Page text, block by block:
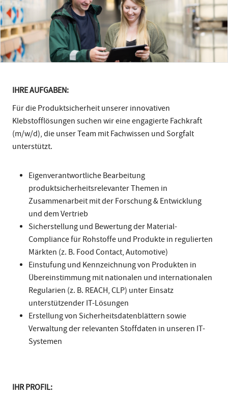
IHRE AUFGABEN:
Für die Produktsicherheit unserer innovativen
Klebstofflösungen suchen wir eine engagierte Fachkraft
(m/w/d), die unser Team mit Fachwissen und Sorgfalt
unterstützt.
Eigenverantwortliche Bearbeitung
produktsicherheitsrelevanter Themen in
Zusammenarbeit mit der Forschung & Entwicklung
und dem Vertrieb
Sicherstellung und Bewertung der Material-
Compliance für Rohstoffe und Produkte in regulierten
Märkten (z. B. Food Contact, Automotive)
Einstufung und Kennzeichnung von Produkten in
Übereinstimmung mit nationalen und internationalen
Regularien (z. B. REACH, CLP) unter Einsatz
unterstützender IT-Lösungen
Erstellung von Sicherheitsdatenblättern sowie
Verwaltung der relevanten Stoffdaten in unseren IT-
Systemen
IHR PROFIL: